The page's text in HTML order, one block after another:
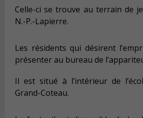
Celle-ci se trouve au terrain de
N.-P.-Lapierre.
Les résidents qui désirent
présenter au bureau de
Il est situé à l’intérieur de
Grand-Coteau.